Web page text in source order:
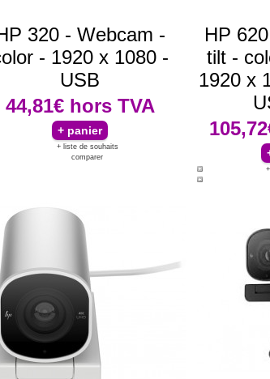
320 - Webcam -
- 1920 x 1080 -
USB
44,81€ hors TVA
+ liste de souhaits
comparer
HP
tilt -
1920 x